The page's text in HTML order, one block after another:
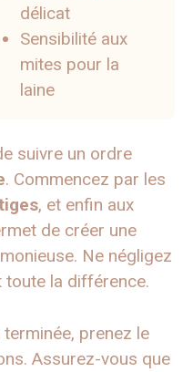
délicat
Sensibilité aux
mites pour la
laine
suivre un ordre
. Commencez par les
, et enfin aux
de créer une
Ne négligez
la différence.
terminée, prenez le
Assurez-vous que